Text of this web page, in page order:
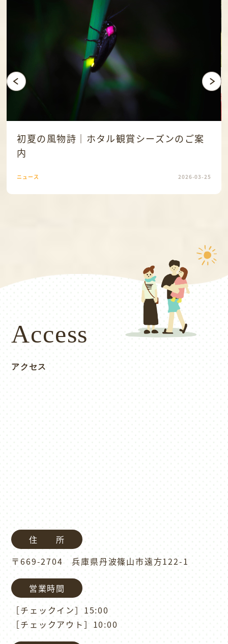
初夏の風物詩｜ホタル観賞シーズンのご案
内
ニュース 2026-03-25
Access
アクセス
住 所
〒669-2704 兵庫県丹波篠山市遠方122-1
営業時間
［チェックイン］15:00
［チェックアウト］10:00